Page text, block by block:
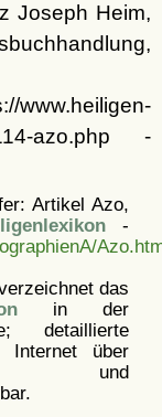
Joseph Heim,
azo.php -
ArtikelAzo,
-
das
in der
detaillierte
Internet über